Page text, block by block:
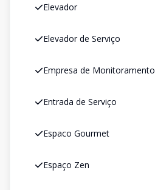
Elevador
Elevador de Serviço
Empresa de Monitoramento
Entrada de Serviço
Espaco Gourmet
Espaço Zen